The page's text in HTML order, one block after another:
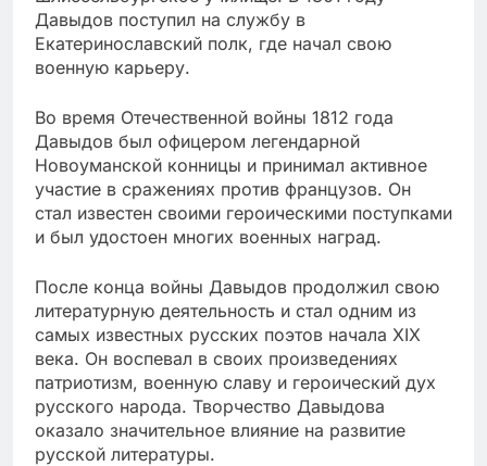
Давыдов поступил на службу в
Екатеринославский полк, где начал свою
военную карьеру.
Во время Отечественной войны 1812 года
Давыдов был офицером легендарной
Новоуманской конницы и принимал активное
участие в сражениях против французов. Он
стал известен своими героическими поступками
и был удостоен многих военных наград.
После конца войны Давыдов продолжил свою
литературную деятельность и стал одним из
самых известных русских поэтов начала XIX
века. Он воспевал в своих произведениях
патриотизм, военную славу и героический дух
русского народа. Творчество Давыдова
оказало значительное влияние на развитие
русской литературы.